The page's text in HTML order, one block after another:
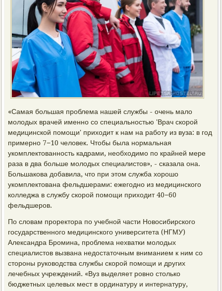
«Самая большая проблема нашей службы - очень мало
молодых врачей именно со специальностью 'Врач скорой
медицинской помощи' приходит к нам на работу из вуза: в год
примерно 7−10 человек. Чтобы была нормальная
укомплектованность кадрами, необходимо по крайней мере
раза в два больше молодых специалистов», - сказала она.
Большакова добавила, что при этом служба хорошо
укомплектована фельдшерами: ежегодно из медицинского
колледжа в службу скорой помощи приходит 40−60
фельдшеров.
По словам проректора по учебной части Новосибирского
государственного медицинского университета (НГМУ)
Александра Бромина, проблема нехватки молодых
специалистов вызвана недостаточным вниманием к ним со
стороны руководства службы скорой помощи и других
лечебных учреждений. «Вуз выделяет ровно столько
бюджетных целевых мест в ординатуру и интернатуру,